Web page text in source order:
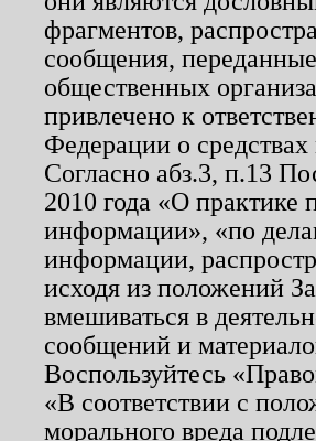
фрагментов,
сообщения,
общественных
привлечено к
Федерации о
Согласно абз.3, п.13
2010 года «О практике
информации», «по
информации,
исходя из положений
вмешиваться в
сообщений и
Воспользуйтесь
«В соответствии с
морального вреда